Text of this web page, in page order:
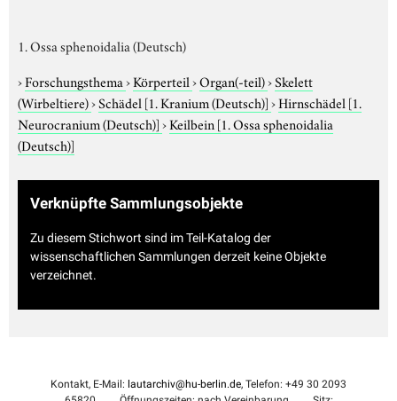
1. Ossa sphenoidalia (Deutsch)
›Forschungsthema›Körperteil›Organ(-teil)›Skelett
(Wirbeltiere)›Schädel [1. Kranium (Deutsch)]›Hirnschädel [1.
Neurocranium (Deutsch)]›Keilbein [1. Ossa sphenoidalia
(Deutsch)]
Verknüpfte Sammlungsobjekte
Zu diesem Stichwort sind im Teil-Katalog der
wissenschaftlichen Sammlungen derzeit keine Objekte
verzeichnet.
Kontakt, E-Mail: lautarchiv@hu-berlin.de, Telefon: +49 30 2093